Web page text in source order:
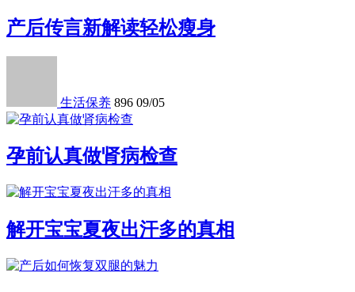
产后传言新解读轻松瘦身
生活保养 896 09/05
孕前认真做肾病检查
解开宝宝夏夜出汗多的真相